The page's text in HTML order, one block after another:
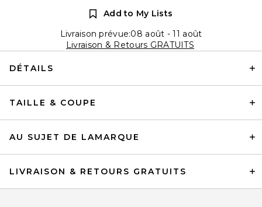
Add to My Lists
Livraison prévue:08 août - 11 août
Livraison & Retours GRATUITS
DÉTAILS
TAILLE & COUPE
AU SUJET DE LAMARQUE
LIVRAISON & RETOURS GRATUITS